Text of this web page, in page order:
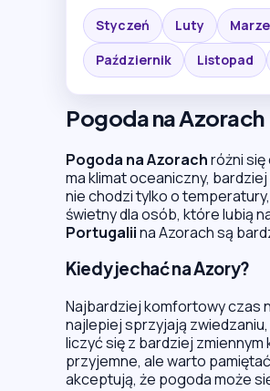
Styczeń Luty
Październik
Listopad
Pogoda na Azorach
Pogoda na Azorachróżni
ma klimat oceaniczny,
nie chodzi tylko o
świetny dla osób, które lubią
Portugaliina Azorach są
Kiedy jechać na Azory?
Najbardziej komfortowy czas
najlepiej sprzyjają
liczyć się z bardziej
przyjemne, ale warto
akceptują, że pogoda może